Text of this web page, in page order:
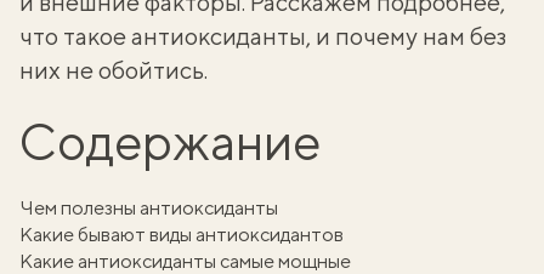
что такое антиоксиданты, и почему нам без
них не обойтись.
Содержание
Чем полезны антиоксиданты
Какие бывают виды антиоксидантов
Какие антиоксиданты самые мощные